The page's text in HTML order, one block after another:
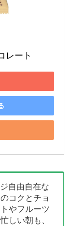
レート
自由自在な
コクとチョ
やフルーツ
しい朝も、